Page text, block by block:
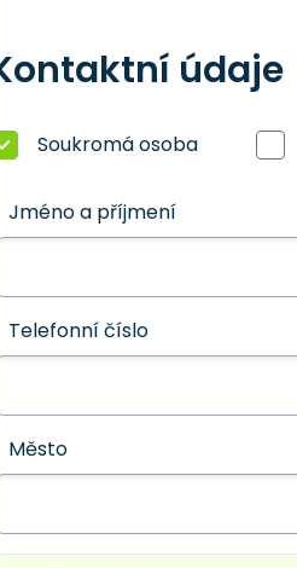
údaje
Soukromá osoba
Jméno a příjmení
Telefonní číslo
Město